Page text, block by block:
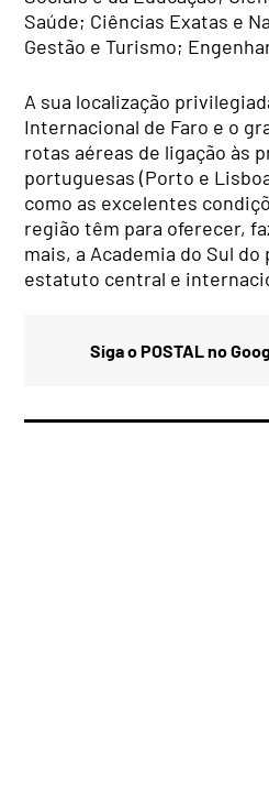
Saúde; Ciências Exatas e
Gestão e Turismo;
A sua localização
Internacional de Faro e o
rotas aéreas de ligação às
portuguesas (Porto e
como as excelentes
região têm para oferecer,
mais, a Academia do Sul do
estatuto central e
Siga o POSTAL no